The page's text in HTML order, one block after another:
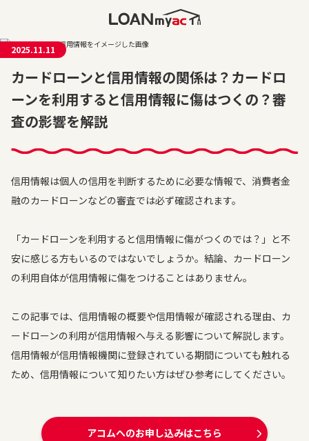
2025.11.11
カードローンと信用情報の関係は？カードロ
ーンを利用すると信用情報に傷はつくの？審
査の影響を解説
信用情報は個人の信用を判断するために必要な情報で、消費者金
融のカードローンなどの審査では必ず確認されます。
「カードローンを利用すると信用情報に傷がつくのでは？」と不
安に感じる方もいるのではないでしょうか。結論、カードローン
の利用自体が信用情報に傷をつけることはありません。
この記事では、信用情報の概要や信用情報が確認される理由、カ
ードローンの利用が信用情報へ与える影響について解説します。
信用情報が信用情報機関に登録されている期間についても触れる
ため、信用情報について知りたい方はぜひ参考にしてください。
アコムへのお申し込みはこちら